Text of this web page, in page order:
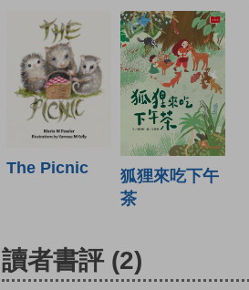
The Picnic
狐狸來吃下午
茶
讀者書評 (2)